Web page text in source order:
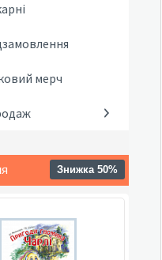
мерч
Знижка 50%